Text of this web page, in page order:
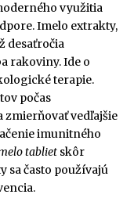
využitia
Imelo extrakty,
desaťročia
rakoviny. Ide o
terapie.
počas
zmierňovať vedľajšie
imunitného
tabliet skôr
sa často používajú